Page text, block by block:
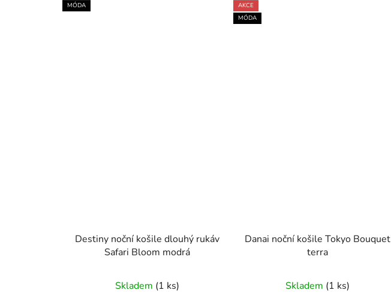
MÓDA
Destiny noční košile dlouhý rukáv
Safari Bloom modrá
Skladem (1 ks)
AKCE
MÓDA
Danai noční košile Tokyo Bouquet
terra
Skladem (1 ks)